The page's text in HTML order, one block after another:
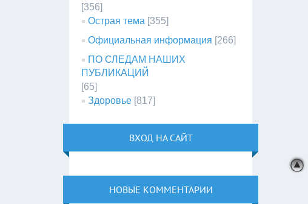
[356]
Острая тема [355]
Официальная информация [266]
ПО СЛЕДАМ НАШИХ
ПУБЛИКАЦИЙ
[65]
Здоровье [817]
ВХОД НА САЙТ
НОВЫЕ КОММЕНТАРИИ